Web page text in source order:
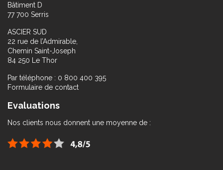
Bâtiment D
77 700 Serris
ASCIER SUD
22 rue de l’Admirable,
Chemin Saint-Joseph
84 250 Le Thor
Par téléphone : 0 800 400 395
Formulaire de contact
Evaluations
Nos clients nous donnent une moyenne de :